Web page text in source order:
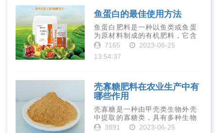
鱼蛋白的最佳使用方法
鱼蛋白肥料是一种以鱼类或鱼蛋
为原材料制成的有机肥料，它含
有丰富的营养物质，如氮、磷、
元素和植物生长因子。这些营养
7165
2023-06-25
13:54:37
壳寡糖肥料在农业生产中有
哪些作用
壳寡糖是一种由甲壳类生物外壳
中提取的寡糖类，具有多种生物
活性和营养价值。在农业生产
3891
2023-06-25